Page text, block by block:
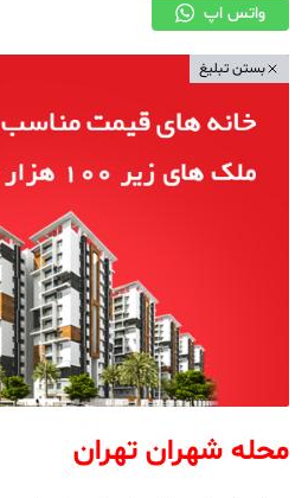
واتس اپ
بستن تبلیغ
محله شهران تهران